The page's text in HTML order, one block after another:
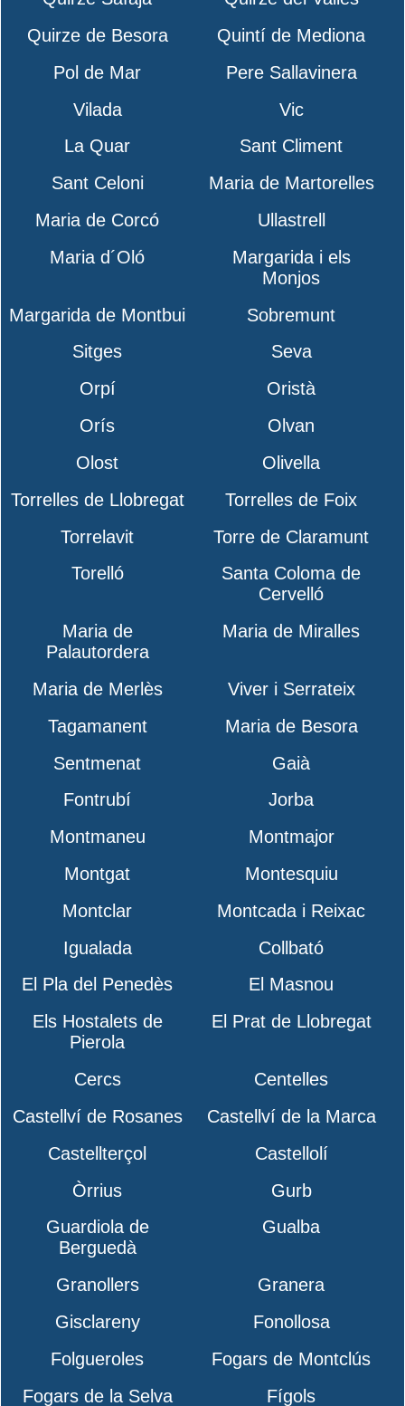
Quirze de Besora
Quintí de Mediona
Pol de Mar
Pere Sallavinera
Vilada
Vic
La Quar
Sant Climent
Sant Celoni
Maria de Martorelles
Maria de Corcó
Ullastrell
Maria d´Oló
Margarida i els
Monjos
Margarida de Montbui
Sobremunt
Sitges
Seva
Orpí
Oristà
Orís
Olvan
Olost
Olivella
Torrelles de Llobregat
Torrelles de Foix
Torrelavit
Torre de Claramunt
Torelló
Santa Coloma de
Cervelló
Maria de
Palautordera
Maria de Miralles
Maria de Merlès
Viver i Serrateix
Tagamanent
Maria de Besora
Sentmenat
Gaià
Fontrubí
Jorba
Montmaneu
Montmajor
Montgat
Montesquiu
Montclar
Montcada i Reixac
Igualada
Collbató
El Pla del Penedès
El Masnou
Els Hostalets de
Pierola
El Prat de Llobregat
Cercs
Centelles
Castellví de Rosanes
Castellví de la Marca
Castellterçol
Castellolí
Òrrius
Gurb
Guardiola de
Berguedà
Gualba
Granollers
Granera
Gisclareny
Fonollosa
Folgueroles
Fogars de Montclús
Fogars de la Selva
Fígols